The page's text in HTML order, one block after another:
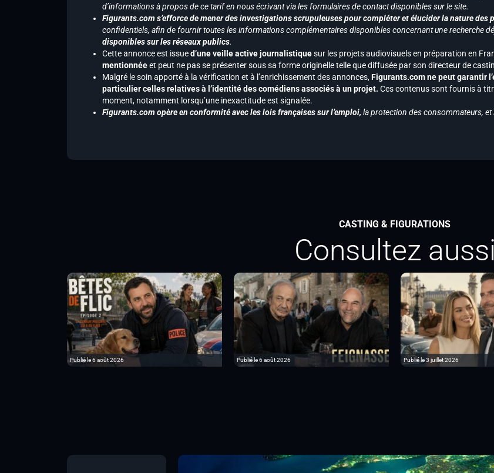
d’informations à propos de ce tarif en nous écrivant via les formulaires de contact disponibles sur le site.
Figurants.com s’efforce de mener des investigations scrupuleuses pour compléter et élucider la nature des
confidentiels, afin de fournir toutes les informations complémentaires disponibles concernant une recherche
disponibles sur les réseaux publics.
Cette annonce est issued’une veille active journalistiquesur les projets audiovisuels en préparation en
mentionnéeet peut ne pas se présenter sous sa forme originelle telle que diffusée par son directeur de
Malgré le soin apporté à la vérification et à l’enrichissement des annonces,Figurants.com ne peut garantir
particulier celles relatives à l’identité des comédiens associés à un projet. Ces contenus sont fournis à
moment, notamment lorsqu’une inexactitude est signalée.
Figurants.com opère en conformité avec les lois françaises sur l’emploi, la protection des consommateurs,
CASTING & FIGURATIONS
Consultez aussi
Publié le 6 août 2026 Publié le 6 août 2026 Publié le 3 juillet 2026